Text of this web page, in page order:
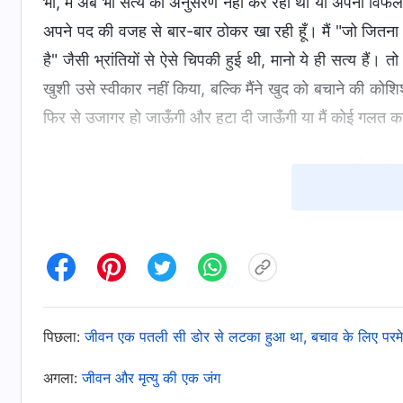
अपने पद की वजह से बार-बार ठोकर खा रही हूँ। मैं "जो जितना
है" जैसी भ्रांतियों से ऐसे चिपकी हुई थी, मानो ये ही सत्य
खुशी उसे स्वीकार नहीं किया, बल्कि मैंने खुद को बचाने की
फिर से उजागर हो जाऊँगी और हटा दी जाऊँगी या मैं कोई गलत
मनुष्य के लिए पूरा करना आवश्यक है; यह उसकी स्वर्ग द्वारा प्रेषित
बाद वह परमेश्वर के आशीषों का आनंद लेता है। शापित होना उसे
बदलता, ऐसा तब होता है जब उन्हें पूर्ण बनाए जाने का अनुभव नहीं
उन्हें धन्य किया जाता है या शापित, सृजित प्राणियों को अपना
जिसे करने में वे सक्षम हैं। यह न्यूनतम है, जो व्यक्ति को करना
धन्य होने के लिए नहीं करना चाहिए, और तुम्हें शापित होने के भय
पिछला:जीवन एक पतली सी डोर से लटका हुआ था, बचाव के लिए
अगला:जीवन और मृत्यु की एक जंग